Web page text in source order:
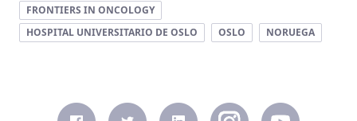
FRONTIERS IN ONCOLOGY
HOSPITAL UNIVERSITARIO DE OSLO
OSLO NORUEGA